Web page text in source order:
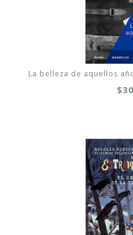
La belleza de aquellos